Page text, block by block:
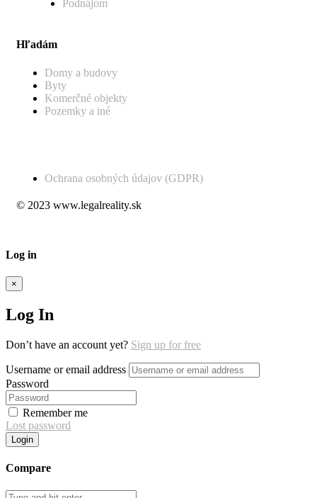
Podnájom
Hľadám
Domy a budovy
Byty
Komerčné objekty
Pozemky a iné
Ochrana osobných údajov (GDPR)
© 2023 www.legalreality.sk
Log in
×
Log In
Don’t have an account yet? Sign up for free
Username or email address
Password
Remember me
Lost password
Login
Compare